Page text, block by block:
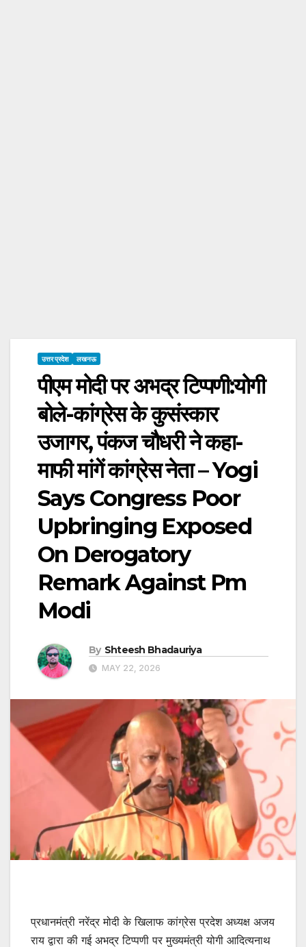
उत्तर प्रदेश लखनऊ
पीएम मोदी पर अभद्र टिप्पणी:योगी
बोले-कांग्रेस के कुसंस्कार
उजागर, पंकज चौधरी ने कहा-
माफी मांगें कांग्रेस नेता – Yogi
Says Congress Poor
Upbringing Exposed
On Derogatory
Remark Against Pm
Modi
By Shteesh Bhadauriya
MAY 22, 2026
प्रधानमंत्री नरेंद्र मोदी के खिलाफ कांग्रेस प्रदेश अध्यक्ष अजय
राय द्वारा की गई अभद्र टिप्पणी पर मुख्यमंत्री योगी आदित्यनाथ